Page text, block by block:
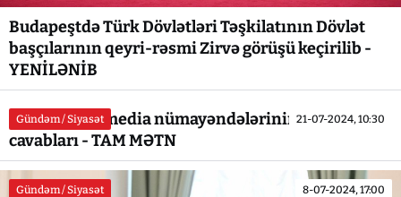
Budapeştdə Türk Dövlətləri Təşkilatının Dövlət
başçılarının qeyri-rəsmi Zirvə görüşü keçirilib -
YENİLƏNİB
Gündəm / Siyasət 21-07-2024, 10:30
Prezidentin media nümayəndələrinin suallarına
cavabları - TAM MƏTN
Gündəm / Siyasət 8-07-2024, 17:00